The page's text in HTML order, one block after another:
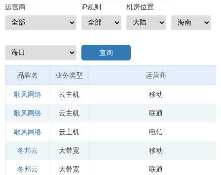
运营商 iP规则 机房位置
查询
品牌名 业务类型 运营商
歌风网络 云主机 移动
歌风网络 云主机 联通
歌风网络 云主机 电信
冬邦云 大带宽 移动
冬邦云 大带宽 联通